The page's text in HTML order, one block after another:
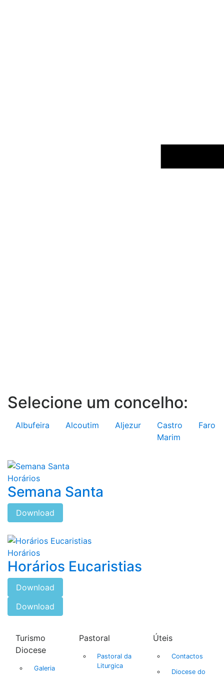
Selecione um concelho:
Albufeira Alcoutim Aljezur
Castro
Marim
Faro
Horários
Semana Santa
Download
Horários
Horários Eucaristias
Download
Download
Turismo
Diocese
Galeria
Pastoral
Pastoral da
Liturgica
Úteis
Contactos
Diocese do